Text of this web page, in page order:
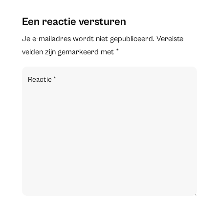
Een reactie versturen
Je e-mailadres wordt niet gepubliceerd. Vereiste
velden zijn gemarkeerd met *